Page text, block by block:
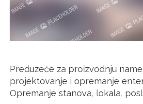
Preduzeće za proizvodnju
projektovanje i opremanje
Opremanje stanova, lokala,